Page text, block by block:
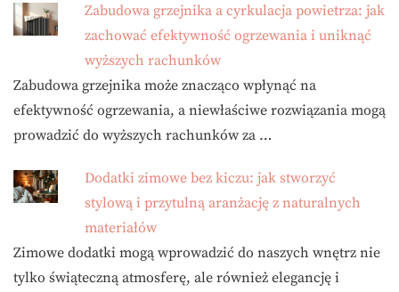
Zabudowa grzejnika a cyrkulacja powietrza: jak
zachować efektywność ogrzewania i uniknąć
wyższych rachunków
Zabudowa grzejnika może znacząco wpłynąć na
efektywność ogrzewania, a niewłaściwe rozwiązania mogą
prowadzić do wyższych rachunków za …
Dodatki zimowe bez kiczu: jak stworzyć
stylową i przytulną aranżację z naturalnych
materiałów
Zimowe dodatki mogą wprowadzić do naszych wnętrz nie
tylko świąteczną atmosferę, ale również elegancję i